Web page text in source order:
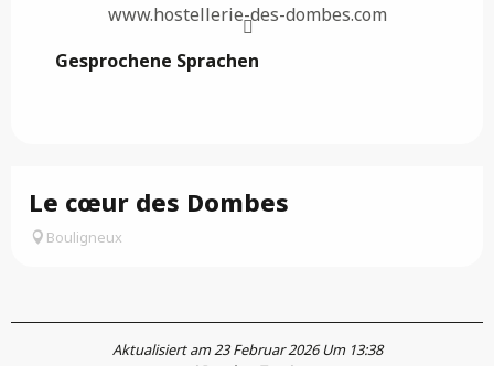
www.hostellerie-des-dombes.com
Gesprochene Sprachen
Gesprochene Sprachen
Le cœur des Dombes
Bouligneux
Aktualisiert am 23 Februar 2026 Um 13:38